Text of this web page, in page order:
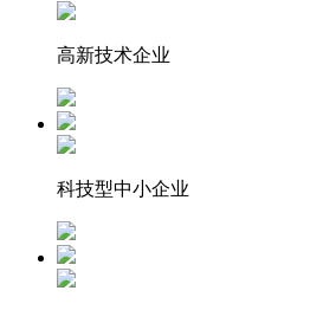
高新技术企业
科技型中小企业